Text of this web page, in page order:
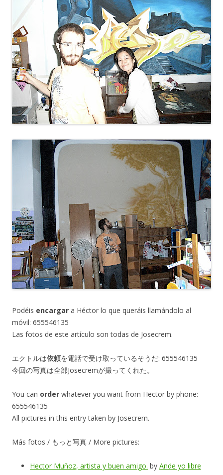
Podéis encargar a Héctor lo que queráis llamándolo al
móvil: 655546135
Las fotos de este artículo son todas de Josecrem.
エクトルは依頼を電話で受け取っているそうだ: 655546135
今回の写真は全部Josecremが撮ってくれた。
You can order whatever you want from Hector by phone:
655546135
All pictures in this entry taken by Josecrem.
Más fotos / もっと写真 / More pictures:
Hector Muñoz, artista y buen amigo. by Ande yo libre